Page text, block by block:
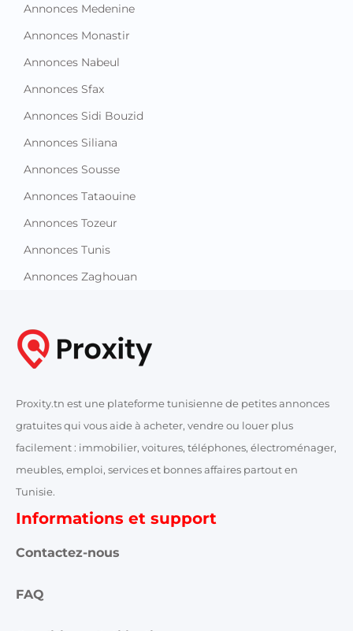
Annonces Medenine
Annonces Monastir
Annonces Nabeul
Annonces Sfax
Annonces Sidi Bouzid
Annonces Siliana
Annonces Sousse
Annonces Tataouine
Annonces Tozeur
Annonces Tunis
Annonces Zaghouan
Proxity.tn est une plateforme tunisienne de petites annonces
gratuites qui vous aide à acheter, vendre ou louer plus
facilement : immobilier, voitures, téléphones, électroménager,
meubles, emploi, services et bonnes affaires partout en
Tunisie.
Informations et support
Contactez-nous
FAQ